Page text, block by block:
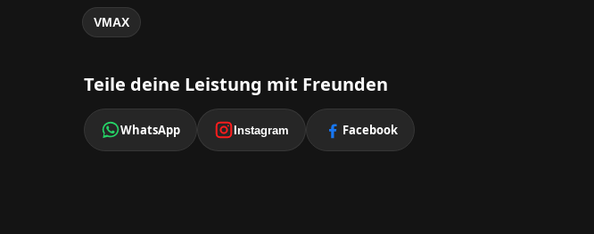
VMAX
Teile deine Leistung mit Freunden
WhatsApp Instagram Facebook